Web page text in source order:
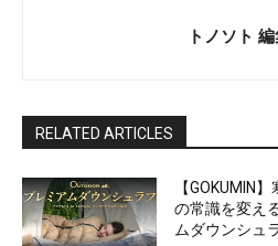
トノソト
RELATED ARTICLES
【GOKUMIN
の常識を変え
ムダウンシュ